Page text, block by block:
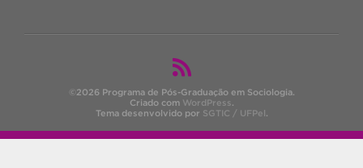
©2026 Programa de Pós-Graduação em Sociologia.
Criado com WordPress.
Tema desenvolvido por SGTIC / UFPel.